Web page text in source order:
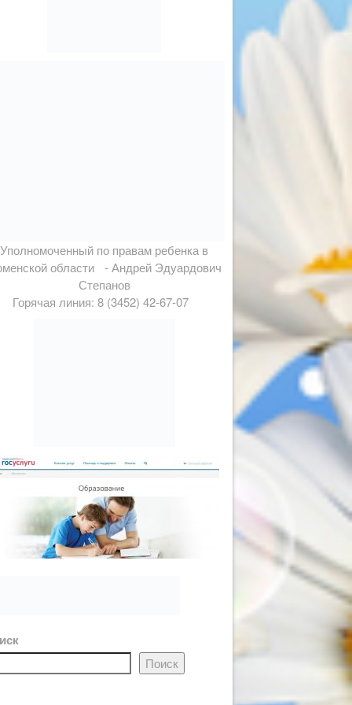
Уполномоченный по правам ребенка в
области - Андрей Эдуардович
Степанов
Горячая линия: 8 (3452) 42-67-07
Поиск